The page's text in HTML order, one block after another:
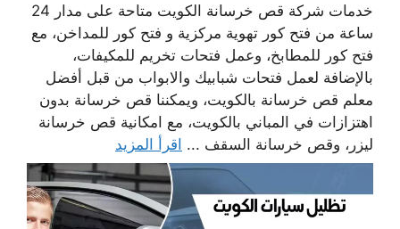
خدمات شركة قص خرسانة الكويت متاحة على مدار 24
ساعة من فتح كور تهوية مركزية و فتح كور للمداخن، مع
فتح كور للمطابخ، وعمل فتحات تخريم للمكيفات،
بالإضافة لعمل فتحات شبابيك والابواب من قبل أفضل
معلم قص خرسانة بالكويت، ويمكننا قص خرسانة بدون
اهتزازات في المباني بالكويت، مع امكانية قص خرسانة
ليزر، وقص خرسانة السقف ... اقرأ المزيد